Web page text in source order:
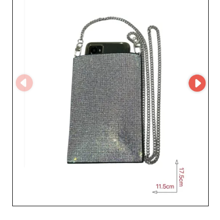
catalogue complet. Ce système innovant simplifie vos
achats en gros, tout en vous offrant une visibilité claire
sur les nouvelles collections et les best-sellers. La
plateforme garantit également une communication
fluide et un suivi de commande efficace, renforçant ainsi
votre confiance et satisfaction. Silvers ray sait combien il
est crucial pour les détaillants de séduire le cœur et
l'esprit de leurs clientes. C'est pourquoi cette entreprise
romaine s'engage à vous fournir non seulement des
produits remarquables, mais aussi un service client
irréprochable, prompt à répondre à vos besoins
spécifiques. En vous associant avec Silvers ray, vous
profitez non seulement d'un éventail d'accessoires et de
bijoux captivants, mais aussi d'un partenaire dévoué à la
réussite de votre boutique. Plongez dans l'univers de
Silvers ray et élevez votre offre grâce à des créations qui
feront rayonner votre enseigne.